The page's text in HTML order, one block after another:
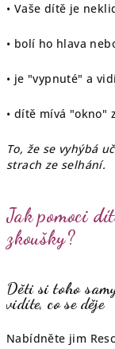
• Vaše dítě je
• bolí ho hlava
• je "vypnuté" a
• dítě mívá "okno"
To, že se vyhýbá
strach ze selhání.
Jak pomoci
zkoušky?
Děti si toho
vidíte, co se děje
Nabídněte jim